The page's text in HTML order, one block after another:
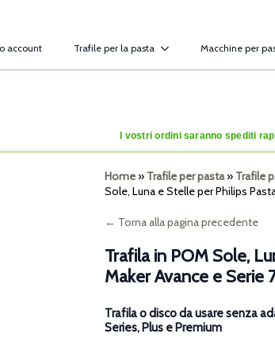
account Trafile per la pasta Macchine per
I vostri ordini saranno spediti
Home» Trafile per pasta» Trafile
Sole, Luna e Stelle per Philips
← Torna alla pagina precedente
Trafila in POM Sole,
Maker Avance e Serie
Trafila o disco da usare senza
Series, Plus e Premium